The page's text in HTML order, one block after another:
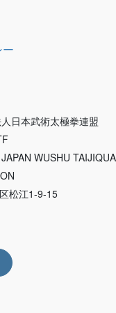
日本武術太極拳連盟
WUSHU
松江1-9-15